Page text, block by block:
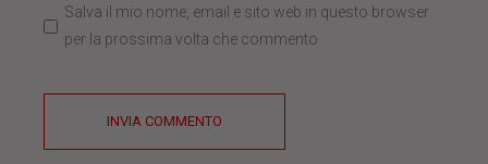
Salva il mio nome, email e sito web in questo browser
per la prossima volta che commento.
INVIA COMMENTO